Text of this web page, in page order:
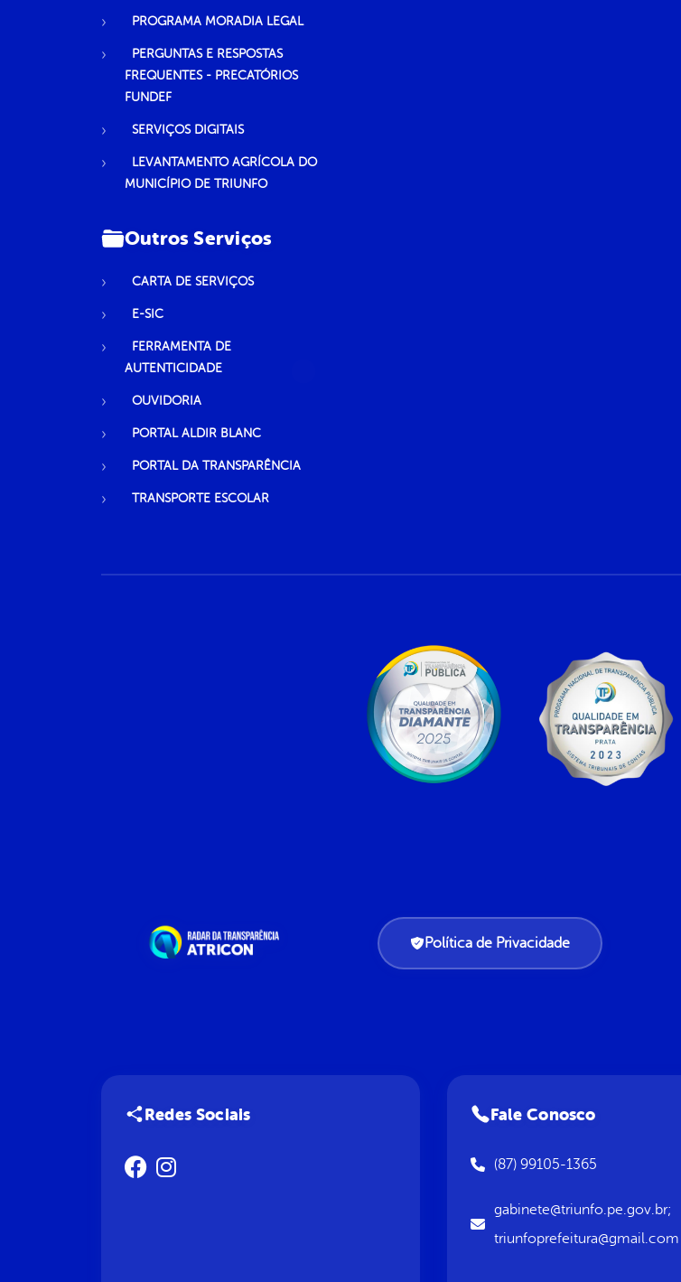
PROGRAMA MORADIA LEGAL
PERGUNTAS E RESPOSTAS
FREQUENTES - PRECATÓRIOS
FUNDEF
SERVIÇOS DIGITAIS
LEVANTAMENTO AGRÍCOLA DO
MUNICÍPIO DE TRIUNFO
Outros Serviços
CARTA DE SERVIÇOS
E-SIC
FERRAMENTA DE
AUTENTICIDADE
OUVIDORIA
PORTAL ALDIR BLANC
PORTAL DA TRANSPARÊNCIA
TRANSPORTE ESCOLAR
Política de Privacidade
Redes Sociais Fale Conosco
(87) 99105-1365
gabinete@triunfo.pe.gov.br;
triunfoprefeitura@gmail.com